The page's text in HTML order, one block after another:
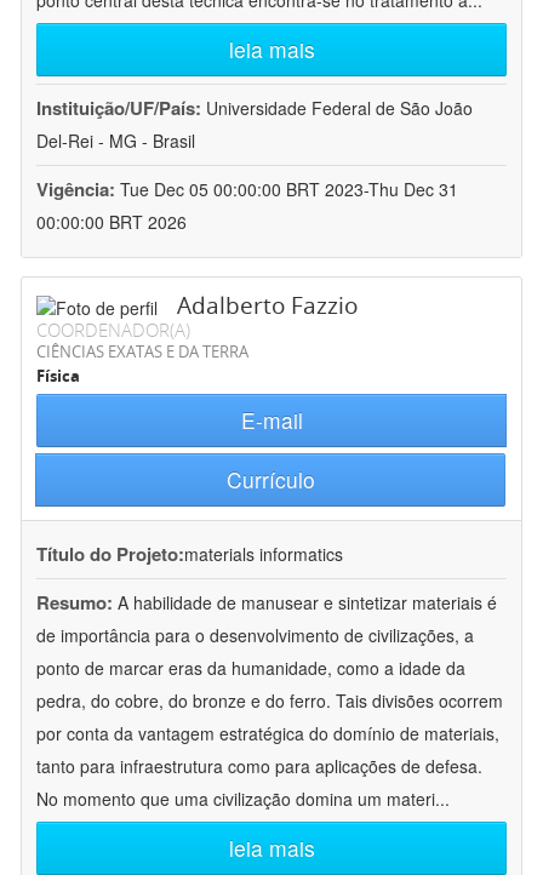
leia mais
Instituição/UF/País: Universidade Federal de São João
Del-Rei - MG - Brasil
Vigência: Tue Dec 05 00:00:00 BRT 2023-Thu Dec 31
00:00:00 BRT 2026
Adalberto Fazzio
COORDENADOR(A)
CIÊNCIAS EXATAS E DA TERRA
Física
E-mail
Currículo
Título do Projeto:materials informatics
Resumo: A habilidade de manusear e sintetizar materiais é
de importância para o desenvolvimento de civilizações, a
ponto de marcar eras da humanidade, como a idade da
pedra, do cobre, do bronze e do ferro. Tais divisões ocorrem
por conta da vantagem estratégica do domínio de materiais,
tanto para infraestrutura como para aplicações de defesa.
No momento que uma civilização domina um materi...
leia mais